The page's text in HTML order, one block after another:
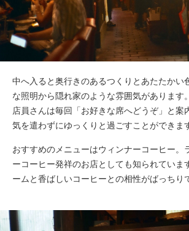
中へ入ると奥行きのあるつくりとあたたかい
な照明から隠れ家のような雰囲気があります。
店員さんは毎回「お好きな席へどうぞ」と案
気を遣わずにゆっくりと過ごすことができま
おすすめのメニューはウィンナーコーヒー。
ーコーヒー発祥のお店としても知られていま
ームと香ばしいコーヒーとの相性がばっちり